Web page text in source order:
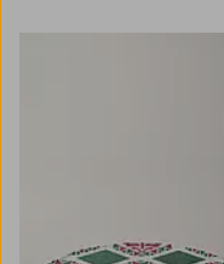
2 Farben